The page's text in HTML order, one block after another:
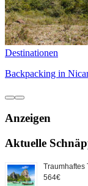
Destinationen
Backpacking in
Anzeigen
Aktuelle
Traumhaftes
564€